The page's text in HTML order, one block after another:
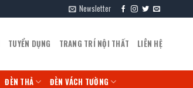
Newsletter
TUYỂN DỤNG TRANG TRÍ NỘI THẤT LIÊN HỆ
ĐÈN THẢ ĐÈN VÁCH TƯỜNG